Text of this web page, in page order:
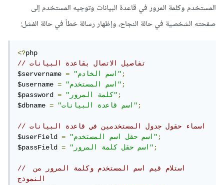
المستخدم وكلمة المرور في قاعدة البيانات وتوجيه المستخدم إلى
صفحته الشخصية في حالة النجاح، وإظهار رسالة خطأ في حالة الفشل:
<?
// تفاصيل الاتصال بقاعدة البيانات
$servername = "اسم الخادم";
$username = "اسم المستخدم";
$password = "كلمة المرور";
$dbname = "اسم قاعدة البيانات";
// اسماء حقول جدول المستخدمين في قاعدة البيانات
$userField = "اسم حقل اسم المستخدم";
$passField = "اسم حقل كلمة المرور";
// استلام قيم اسم المستخدم وكلمة المرور من
النموذج